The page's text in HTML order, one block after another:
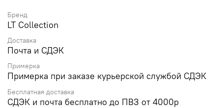
Бренд
LT Collection
Доставка
Почта и СДЭК
Примерка
Примерка при заказе курьерской службой СДЭК
Бесплатная доставка
СДЭК и почта бесплатно до ПВЗ от 4000р